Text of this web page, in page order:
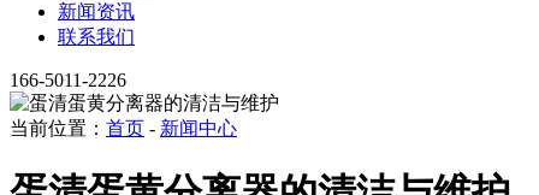
新闻资讯
联系我们
166-5011-2226
当前位置： 首页 - 新闻中心